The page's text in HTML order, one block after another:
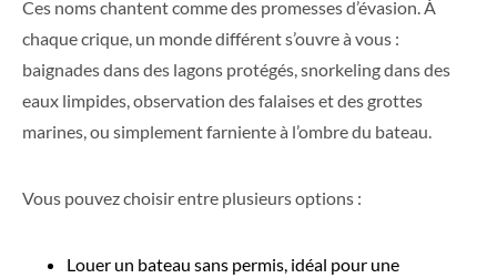
Ces noms chantent comme des promesses d’évasion. À
chaque crique, un monde différent s’ouvre à vous :
baignades dans des lagons protégés, snorkeling dans des
eaux limpides, observation des falaises et des grottes
marines, ou simplement farniente à l’ombre du bateau.
Vous pouvez choisir entre plusieurs options :
Louer un bateau sans permis, idéal pour une